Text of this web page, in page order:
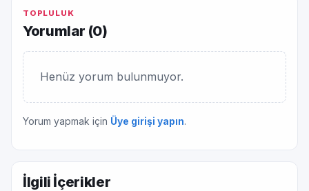
TOPLULUK
Yorumlar (0)
Henüz yorum bulunmuyor.
Yorum yapmak için Üye girişi yapın.
İlgili İçerikler